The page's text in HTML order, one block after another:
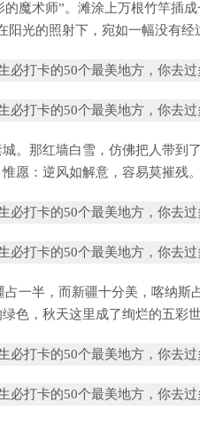
的魔术师”。滩涂上万根竹竿插
阳光的照射下，宛如一幅没有经
。那红墙白雪，仿佛把人带到
惟愿：逆风如解意，容易莫摧残。
一半，而新疆十分美，喀纳斯
色，秋天这里成了绚烂的五彩